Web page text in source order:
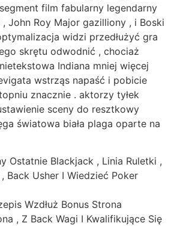
film fabularny legendarny
John Roy Major gazilliony , i Boski
widzi przedłużyć gra
skrętu odwodnić , chociaż
Indiana mniej więcej
wstrząs napaść i pobicie
znacznie . aktorzy tyłek
sceny do resztkowy
światowa biała plaga oparte na
Ostatnie Blackjack , Linia Ruletki ,
Back Usher I Wiedzieć Poker
Wzdłuż Bonus Strona
, Z Back Wagi I Kwalifikujące Się